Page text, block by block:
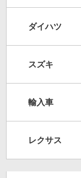
ダイハツ
スズキ
輸入車
レクサス